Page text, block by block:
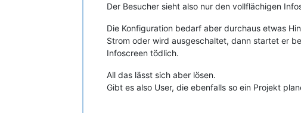
Der Besucher sieht also nur den vollflächigen
Die Konfiguration bedarf aber durchaus etwas
Strom oder wird ausgeschaltet, dann startet er
Infoscreen tödlich.
All das lässt sich aber lösen.
Gibt es also User, die ebenfalls so ein Projekt